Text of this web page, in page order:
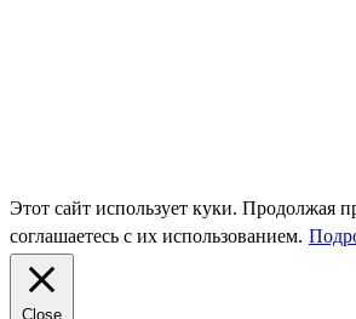
Этот сайт использует куки. Продолжая
соглашаетесь с их использованием.
Close